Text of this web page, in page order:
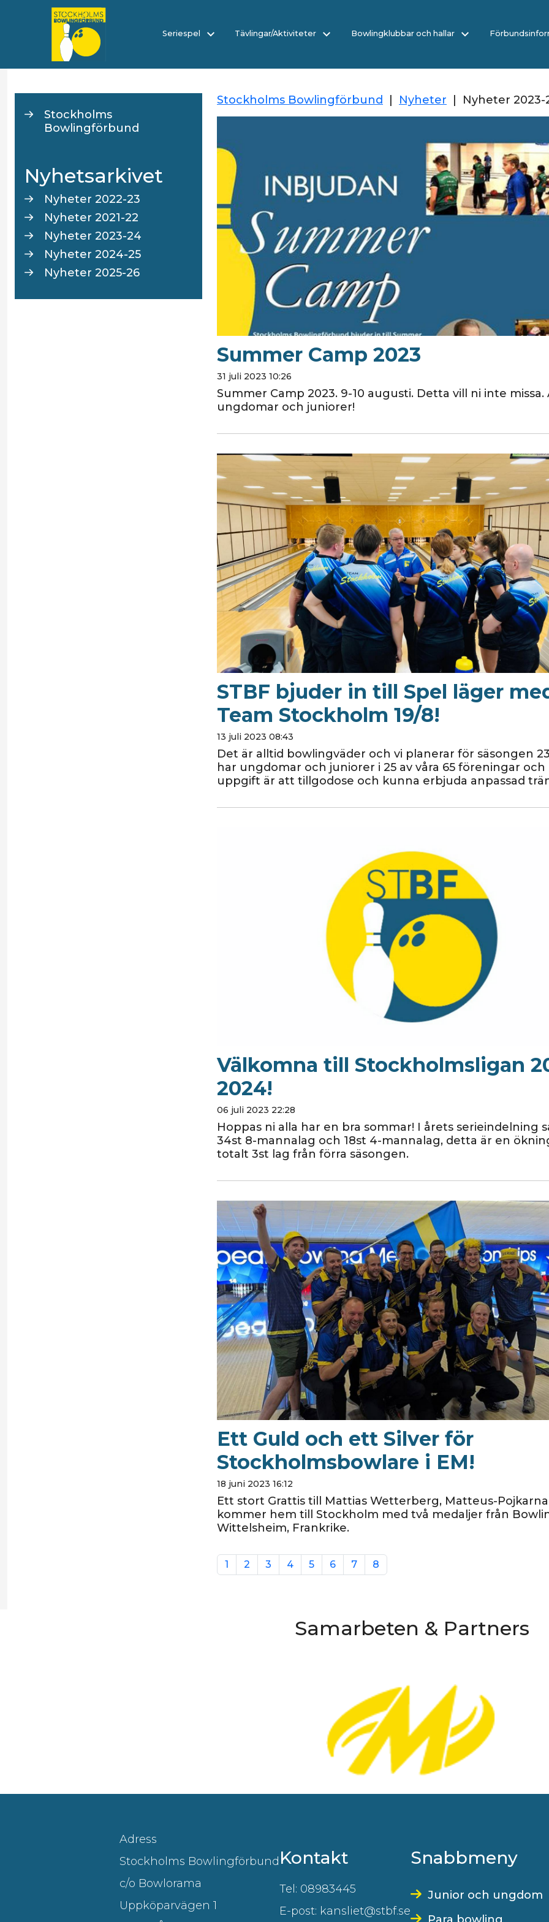
Seriespel Tävlingar/Aktiviteter Bowlingklubbar och hallar
Stockholms
Bowlingförbund
Nyhetsarkivet
Nyheter 2022-23
Nyheter 2021-22
Nyheter 2023-24
Nyheter 2024-25
Nyheter 2025-26
Stockholms Bowlingförbund Nyheter Nyheter 2023-
Summer Camp 2023
31 juli 2023 10:26
Summer Camp 2023. 9-10 augusti. Detta vill ni inte missa.
ungdomar och juniorer!
STBF bjuder in till Spel läger
Team Stockholm 19/8!
13 juli 2023 08:43
Det är alltid bowlingväder och vi planerar för säsongen
har ungdomar och juniorer i 25 av våra 65 föreningar
uppgift är att tillgodose och kunna erbjuda anpassad
Välkomna till Stockholmsligan
2024!
06 juli 2023 22:28
Hoppas ni alla har en bra sommar! I årets serieindelning
34st 8-mannalag och 18st 4-mannalag, detta är en
totalt 3st lag från förra säsongen.
Ett Guld och ett Silver för
Stockholmsbowlare i EM!
18 juni 2023 16:12
Ett stort Grattis till Mattias Wetterberg, Matteus-
kommer hem till Stockholm med två medaljer från
Wittelsheim, Frankrike.
1 2 3 4 5 6 7 8
Samarbeten & Partners
Adress
Stockholms Bowlingförbund
c/o Bowlorama
Uppköparvägen 1
Kontakt
Tel: 08983445
E-post: kansliet@stbf.se
Snabbmeny
Junior och ungdom